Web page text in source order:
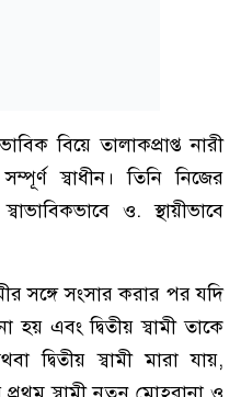
বিয়ে তালাকপ্রাপ্ত নারী
স্বাধীন। তিনি নিজের
ও. স্থায়ীভাবে
সঙ্গে সংসার করার পর যদি
এবং দ্বিতীয় স্বামী তাকে
দ্বিতীয় স্বামী মারা যায়,